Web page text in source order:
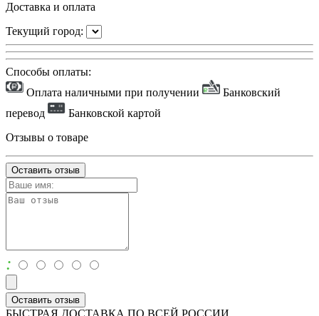
Доставка и оплата
Текущий город:
Способы оплаты:
Оплата наличными при получении
Банковский
перевод
Банковской картой
Отзывы о товаре
Оставить отзыв
:
Оставить отзыв